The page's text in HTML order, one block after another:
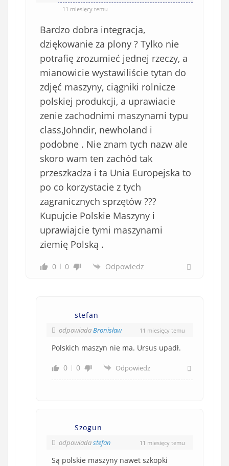
11 miesięcy temu
Bardzo dobra integracja,
dziękowanie za plony ? Tylko nie
potrafię zrozumieć jednej rzeczy, a
mianowicie wystawiliście tytan do
zdjęć maszyny, ciągniki rolnicze
polskiej produkcji, a uprawiacie
zenie zachodnimi maszynami typu
class,Johndir, newholand i
podobne . Nie znam tych nazw ale
skoro wam ten zachód tak
przeszkadza i ta Unia Europejska to
po co korzystacie z tych
zagranicznych sprzętów ???
Kupujcie Polskie Maszyny i
uprawiajcie tymi maszynami
ziemię Polską .
0 0 Odpowiedz
stefan
odpowiadaBronisław 11 miesięcy temu
Polskich maszyn nie ma. Ursus upadł.
0 0 Odpowiedz
Szogun
odpowiadastefan 11 miesięcy temu
Są polskie maszyny nawet szkopki